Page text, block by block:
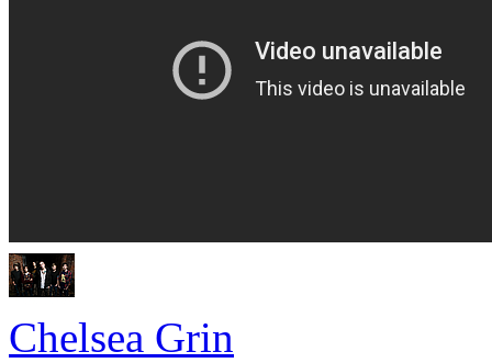
Chelsea Grin